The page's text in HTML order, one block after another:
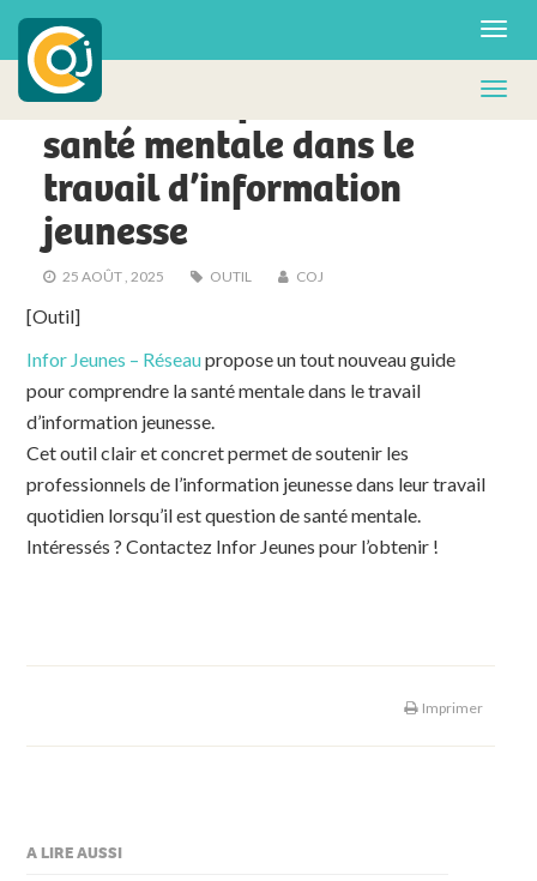
ACTUS - FA
Guide : comprendre la
santé mentale dans le
travail d’information
jeunesse
25 AOÛT , 2025 OUTIL COJ
[Outil]
Infor Jeunes – Réseaupropose un tout nouveau guide
pour comprendre la santé mentale dans le travail
d’information jeunesse.
Cet outil clair et concret permet de soutenir les
professionnels de l’information jeunesse dans leur travail
quotidien lorsqu’il est question de santé mentale.
Intéressés ? Contactez Infor Jeunes pour l’obtenir !
Imprimer
A LIRE AUSSI